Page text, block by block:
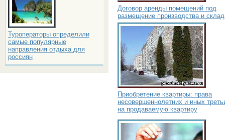
Туроператоры определили
самые популярные
направления отдыха для
россиян
Договор аренды помещений под
размещение производства и
Приобретение квартиры: права
несовершеннолетних и иных
на продаваемую квартиру